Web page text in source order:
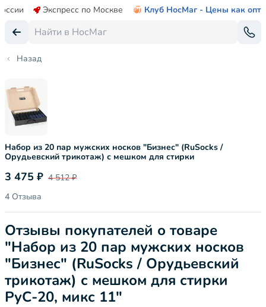
Экспресс по Москве Клуб НосМаг - Цены как опт
Назад
Набор из 20 пар мужских носков "Бизнес" (RuSocks /
Орудьевский трикотаж) с мешком для стирки
3 475 ₽ 4 512 ₽
4 Отзыва
Отзывы покупателей о товаре
"Набор из 20 пар мужских носков
"Бизнес" (RuSocks / Орудьевский
трикотаж) с мешком для стирки
РуС-20, микс 11"